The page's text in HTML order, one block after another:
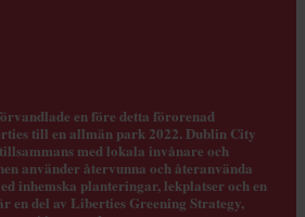
en före detta förorenad
till en allmän park 2022. Dublin City
med lokala invånare och
använder återvunna och återanvända
inhemska planteringar, lekplatser och en
en del av Liberties Greening Strategy,